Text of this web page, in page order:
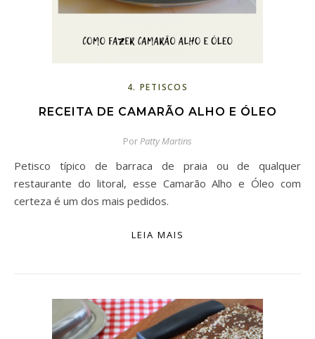
4. PETISCOS
RECEITA DE CAMARÃO ALHO E ÓLEO
PorPatty Martins
Petisco típico de barraca de praia ou de qualquer
restaurante do litoral, esse Camarão Alho e Óleo com
certeza é um dos mais pedidos.
LEIA MAIS